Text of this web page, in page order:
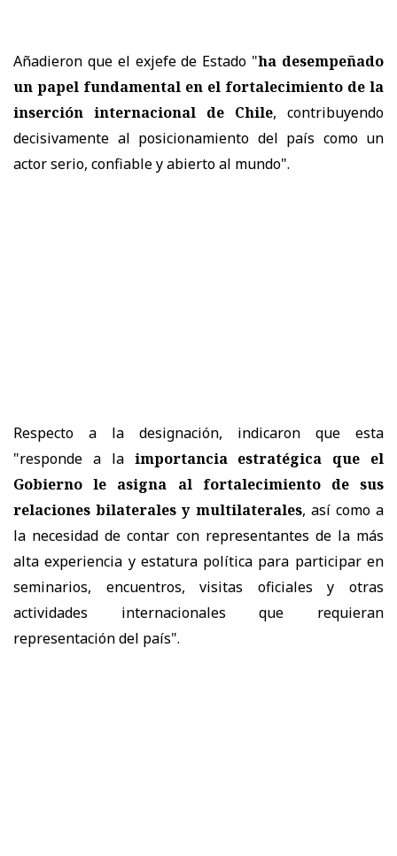
Añadieron que el exjefe de Estado "ha desempeñado
un papel fundamental en el fortalecimiento de la
inserción internacional de Chile, contribuyendo
decisivamente al posicionamiento del país como un
actor serio, confiable y abierto al mundo".
Respecto a la designación, indicaron que esta
"responde a la importancia estratégica que el
Gobierno le asigna al fortalecimiento de sus
relaciones bilaterales y multilaterales, así como a
la necesidad de contar con representantes de la más
alta experiencia y estatura política para participar en
seminarios, encuentros, visitas oficiales y otras
actividades internacionales que requieran
representación del país".